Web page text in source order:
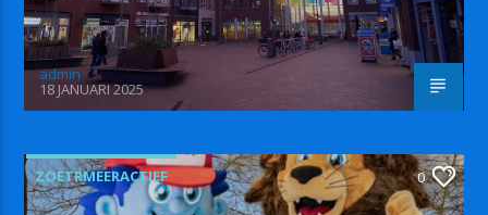
admin
18 JANUARI 2025
ZOETRMEERACTIEF 0